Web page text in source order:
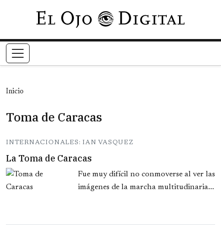
Pasar al contenido principal
Inicio
Toma de Caracas
INTERNACIONALES: IAN VASQUEZ
La Toma de Caracas
Fue muy difícil no conmoverse al ver las
imágenes de la marcha multitudinaria...